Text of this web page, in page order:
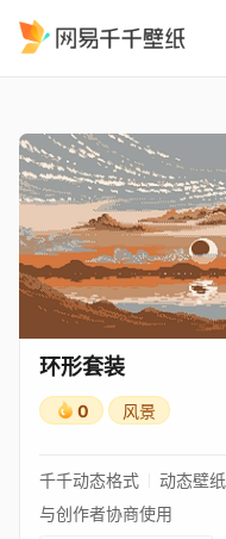
环形套装
0 风景
千千动态格式 动态壁纸
与创作者协商使用